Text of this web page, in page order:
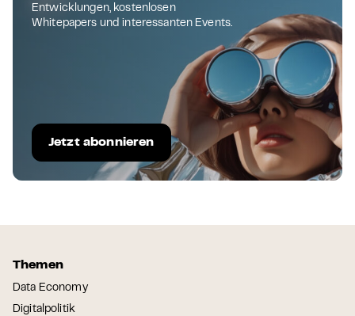
Entwicklungen, kostenlosen
Whitepapers und interessanten Events.
Jetzt abonnieren
Themen
Data Economy
Digitalpolitik